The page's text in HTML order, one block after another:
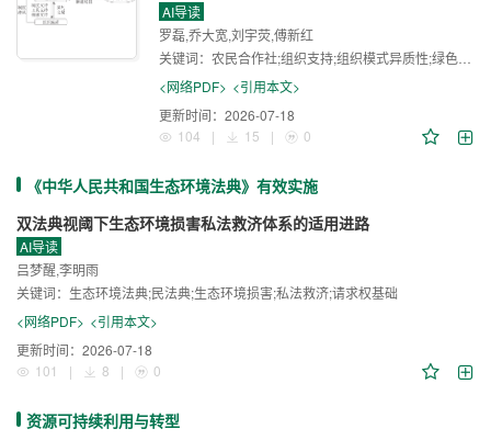
AI导读
罗磊,乔大宽,刘宇荧,傅新红
关键词： 农民合作社;组织支持;组织模式异质性;绿色生产技术采纳
<网络PDF> <引用本文>
更新时间： 2026-07-18
104
| 15 | 0
《中华人民共和国生态环境法典》有效实施
双法典视阈下生态环境损害私法救济体系的适用进路
AI导读
吕梦醒,李明雨
关键词： 生态环境法典;民法典;生态环境损害;私法救济;请求权基础
<网络PDF> <引用本文>
更新时间： 2026-07-18
101
| 8 | 0
资源可持续利用与转型